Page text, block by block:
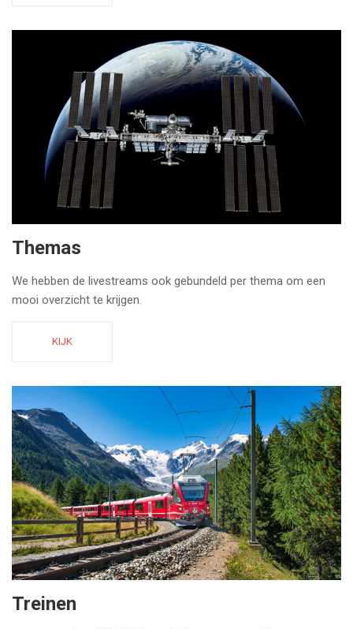
Themas
We hebben de livestreams ook gebundeld per thema om een
mooi overzicht te krijgen.
KIJK
Treinen